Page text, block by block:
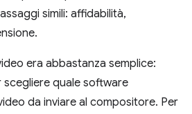
simili: affidabilità,
era abbastanza semplice:
scegliere quale software
da inviare al compositore. Per